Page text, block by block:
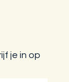
je in op